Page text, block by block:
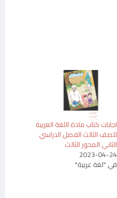
اجابات كتاب مادة اللغة العربية
للصف الثالث الفصل الدراسي
الثاني المحور الثالث
2023-04-24
في "لغة عربية"